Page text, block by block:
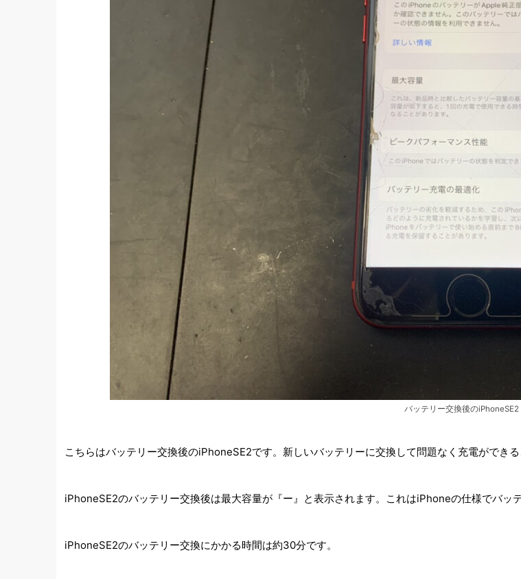
バッテリー交換後のiPhoneSE2
こちらはバッテリー交換後のiPhoneSE2です。新しいバッテリーに交換して問題なく充電ができる
iPhoneSE2のバッテリー交換後は最大容量が『ー』と表示されます。これはiPhoneの仕様でバッ
iPhoneSE2のバッテリー交換にかかる時間は約30分です。